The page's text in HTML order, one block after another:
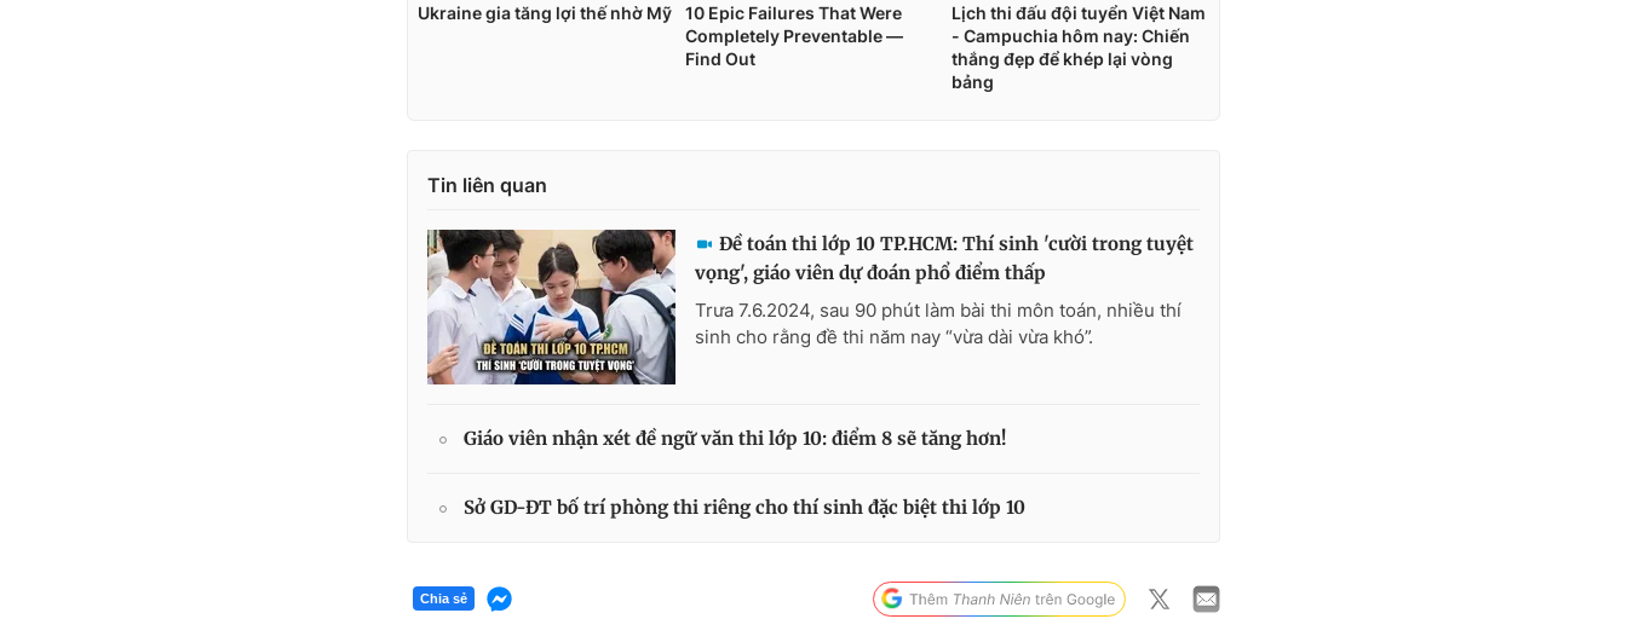
Tin liên quan
Đề toán thi lớp 10 TP.HCM: Thí sinh 'cười trong tuyệt
vọng', giáo viên dự đoán phổ điểm thấp
Trưa 7.6.2024, sau 90 phút làm bài thi môn toán, nhiều thí
sinh cho rằng đề thi năm nay “vừa dài vừa khó”.
Giáo viên nhận xét đề ngữ văn thi lớp 10: điểm 8 sẽ tăng hơn!
Sở GD-ĐT bố trí phòng thi riêng cho thí sinh đặc biệt thi lớp 10
Chia sẻ